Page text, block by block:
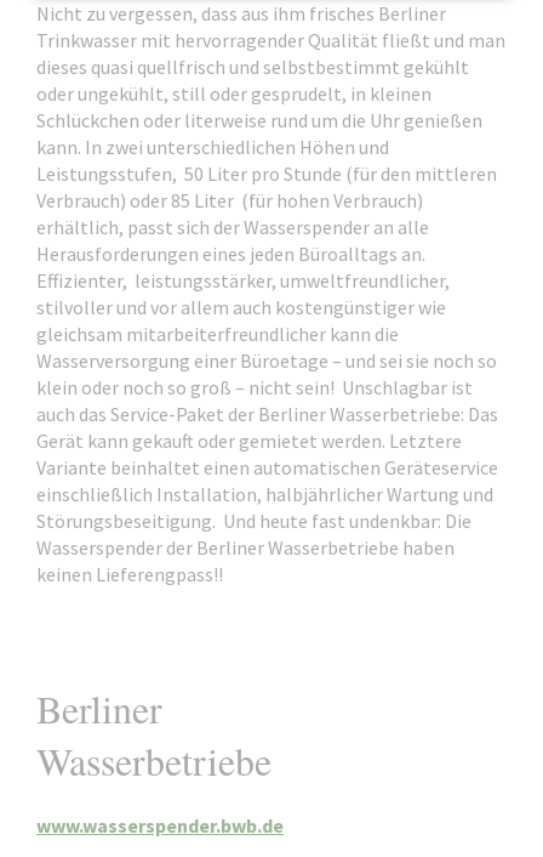
Nicht zu vergessen, dass aus ihm frisches Berliner
Trinkwasser mit hervorragender Qualität fließt und man
dieses quasi quellfrisch und selbstbestimmt gekühlt
oder ungekühlt, still oder gesprudelt, in kleinen
Schlückchen oder literweise rund um die Uhr genießen
kann. In zwei unterschiedlichen Höhen und
Leistungsstufen, 50 Liter pro Stunde (für den mittleren
Verbrauch) oder 85 Liter (für hohen Verbrauch)
erhältlich, passt sich der Wasserspender an alle
Herausforderungen eines jeden Büroalltags an.
Effizienter, leistungsstärker, umweltfreundlicher,
stilvoller und vor allem auch kostengünstiger wie
gleichsam mitarbeiterfreundlicher kann die
Wasserversorgung einer Büroetage – und sei sie noch so
klein oder noch so groß – nicht sein! Unschlagbar ist
auch das Service-Paket der Berliner Wasserbetriebe: Das
Gerät kann gekauft oder gemietet werden. Letztere
Variante beinhaltet einen automatischen Geräteservice
einschließlich Installation, halbjährlicher Wartung und
Störungsbeseitigung. Und heute fast undenkbar: Die
Wasserspender der Berliner Wasserbetriebe haben
keinen Lieferengpass!!
Berliner
Wasserbetriebe
www.wasserspender.bwb.de